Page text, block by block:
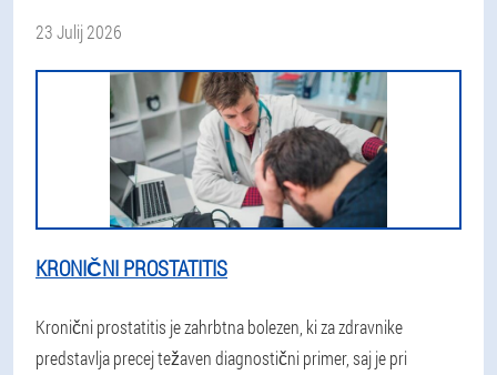
23 Julij 2026
KRONIČNI PROSTATITIS
Kronični prostatitis je zahrbtna bolezen, ki za zdravnike
predstavlja precej težaven diagnostični primer, saj je pri